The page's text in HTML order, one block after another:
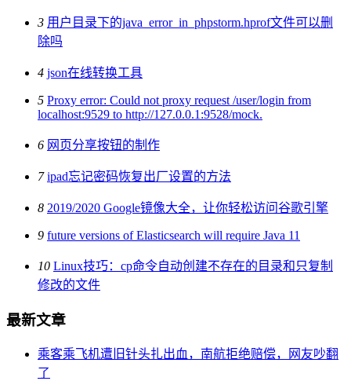
3 用户目录下的java_error_in_phpstorm.hprof文件可以删
除吗
4 json在线转换工具
5 Proxy error: Could not proxy request /user/login from
localhost:9529 to http://127.0.0.1:9528/mock.
6 网页分享按钮的制作
7 ipad忘记密码恢复出厂设置的方法
8 2019/2020 Google镜像大全，让你轻松访问谷歌引擎
9 future versions of Elasticsearch will require Java 11
10 Linux技巧：cp命令自动创建不存在的目录和只复制
修改的文件
最新文章
乘客乘飞机遭旧针头扎出血，南航拒绝赔偿，网友吵翻
了